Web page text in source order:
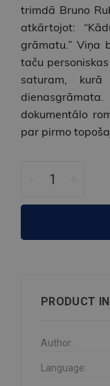
trimdā Bruno
atkārtojot:
grāmatu.” Viņa
taču
saturam,
dokumentālo
par pirmo
PRODUCT
Author:
Language: